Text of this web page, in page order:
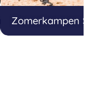
Zomerkampen